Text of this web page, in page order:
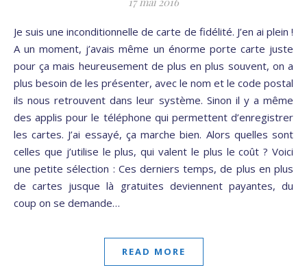
Je suis une inconditionnelle de carte de fidélité. J’en ai plein !
A un moment, j’avais même un énorme porte carte juste
pour ça mais heureusement de plus en plus souvent, on a
plus besoin de les présenter, avec le nom et le code postal
ils nous retrouvent dans leur système. Sinon il y a même
des applis pour le téléphone qui permettent d’enregistrer
les cartes. J’ai essayé, ça marche bien. Alors quelles sont
celles que j’utilise le plus, qui valent le plus le coût ? Voici
une petite sélection : Ces derniers temps, de plus en plus
de cartes jusque là gratuites deviennent payantes, du
coup on se demande…
READ MORE